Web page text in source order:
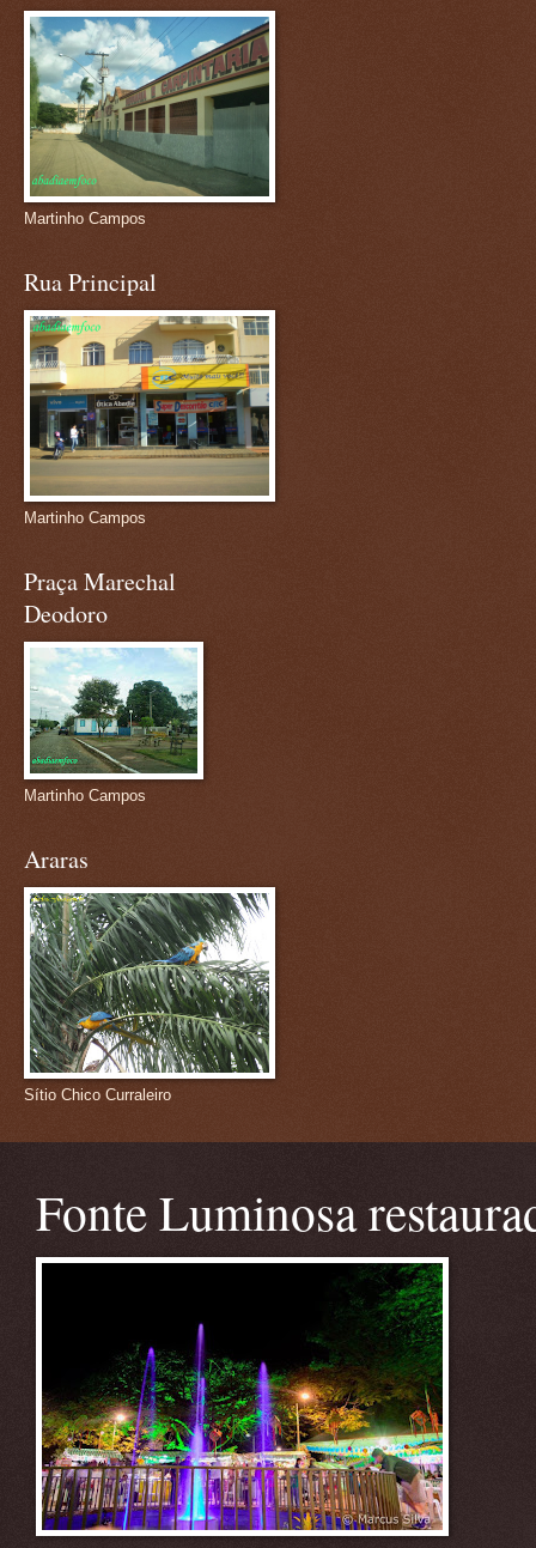
Martinho Campos
Rua Principal
Martinho Campos
Praça Marechal
Deodoro
Martinho Campos
Araras
Sítio Chico Curraleiro
Fonte Luminosa